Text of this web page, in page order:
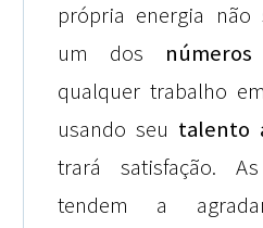
própria energia não
um dos
qualquer trabalho
usando seu talento
trará satisfação.
tendem a